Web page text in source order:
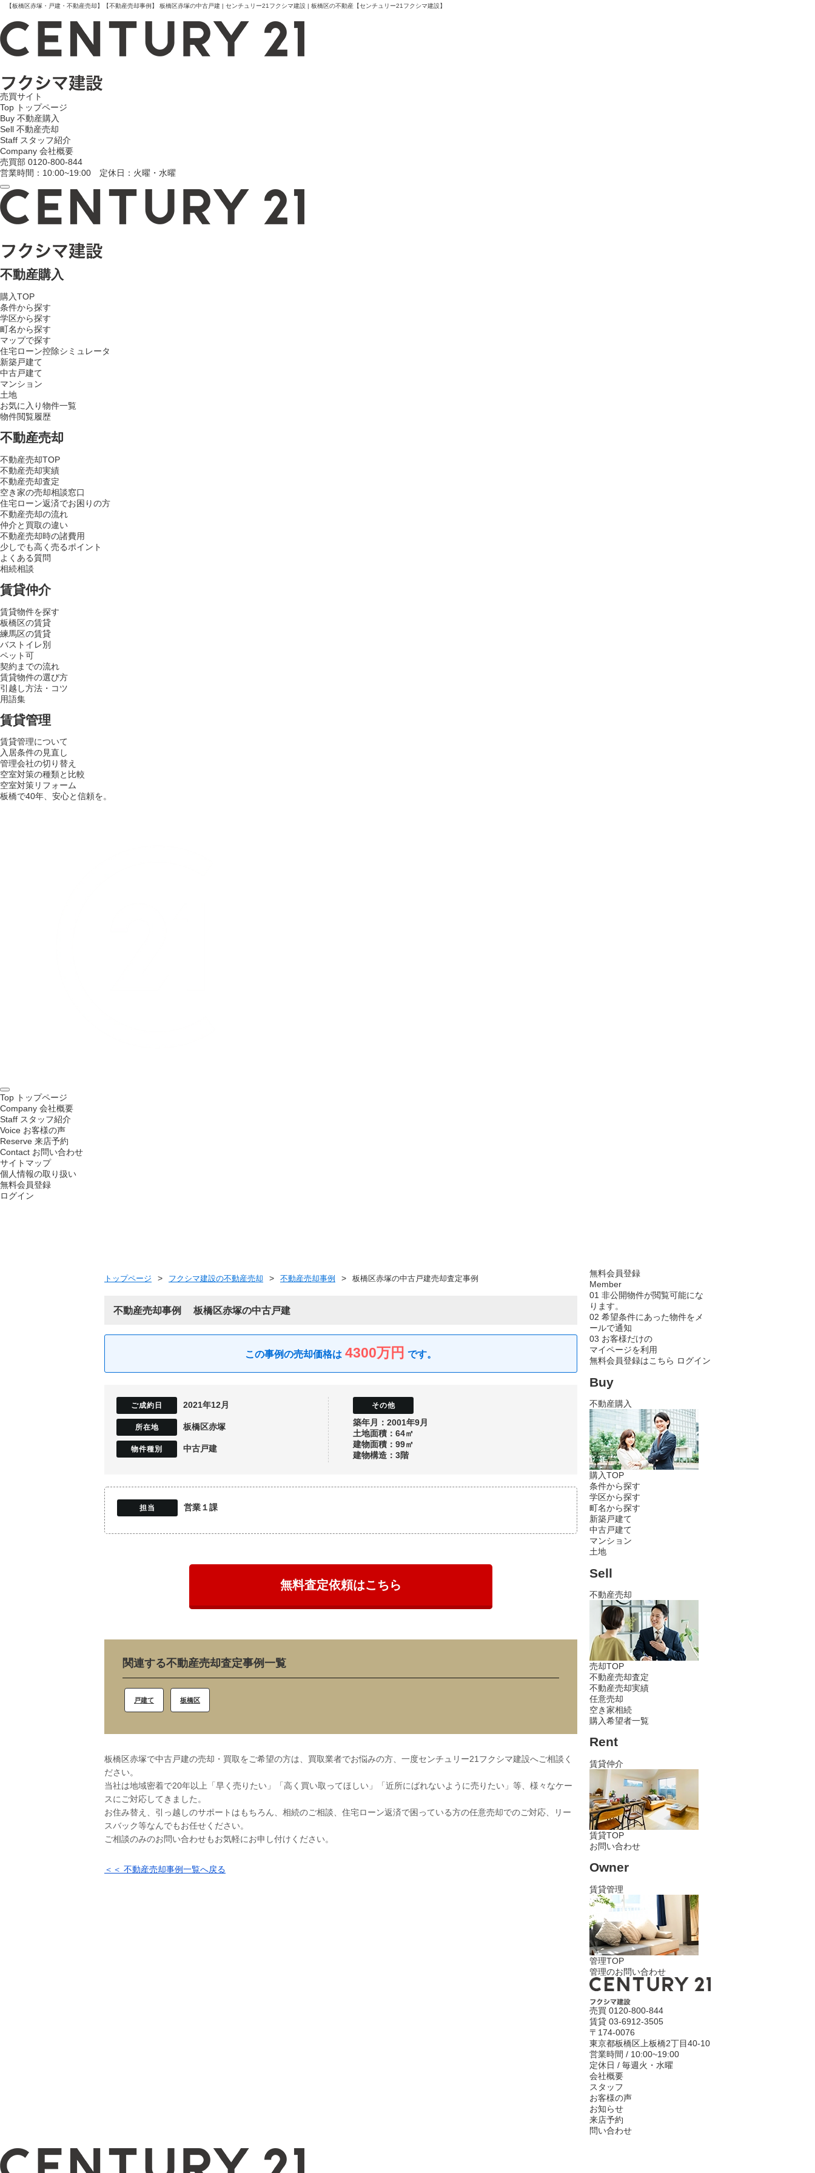
【板橋区赤塚・戸建・不動産売却】【不動産売却事例】 板橋区赤塚の中古戸建 | センチュリー21フクシマ建設 | 板橋区の不動産【センチュリー21フクシマ建設】
売買サイト
Top トップページ
Buy 不動産購入
Sell 不動産売却
Staff スタッフ紹介
Company 会社概要
売買部 0120-800-844
営業時間：10:00~19:00 定休日：火曜・水曜
不動産購入
購入TOP
条件から探す
学区から探す
町名から探す
マップで探す
住宅ローン控除シミュレータ
新築戸建て
中古戸建て
マンション
土地
お気に入り物件一覧
物件閲覧履歴
不動産売却
不動産売却TOP
不動産売却実績
不動産売却査定
空き家の売却相談窓口
住宅ローン返済でお困りの方
不動産売却の流れ
仲介と買取の違い
不動産売却時の諸費用
少しでも高く売るポイント
よくある質問
相続相談
賃貸仲介
賃貸物件を探す
板橋区の賃貸
練馬区の賃貸
バストイレ別
ペット可
契約までの流れ
賃貸物件の選び方
引越し方法・コツ
用語集
賃貸管理
賃貸管理について
入居条件の見直し
管理会社の切り替え
空室対策の種類と比較
空室対策リフォーム
板橋で40年、安心と信頼を。
Top トップページ
Company 会社概要
Staff スタッフ紹介
Voice お客様の声
Reserve 来店予約
Contact お問い合わせ
サイトマップ
個人情報の取り扱い
無料会員登録
ログイン
トップページ フクシマ建設の不動産売却 不動産売却事例 板橋区赤塚の中古戸建売却査定事例
不動産売却事例 板橋区赤塚の中古戸建
4300万円
2021年12月
板橋区赤塚
中古戸建
築年月：2001年9月
土地面積：64㎡
建物面積：99㎡
建物構造：3階
営業１課
無料査定依頼はこちら
関連する不動産売却査定事例一覧
戸建て 板橋区
板橋区赤塚で中古戸建の売却・買取をご希望の方は、買取業者でお悩みの方、一度センチュリー21フクシマ建設へご相談く
ださい。
当社は地域密着で20年以上「早く売りたい」「高く買い取ってほしい」「近所にばれないように売りたい」等、様々なケー
スにご対応してきました。
お住み替え、引っ越しのサポートはもちろん、相続のご相談、住宅ローン返済で困っている方の任意売却でのご対応、リー
スバック等なんでもお任せください。
ご相談のみのお問い合わせもお気軽にお申し付けください。
＜＜ 不動産売却事例一覧へ戻る
無料会員登録
Member
01 非公開物件が閲覧可能にな
ります。
02 希望条件にあった物件をメ
ールで通知
03 お客様だけの
マイページを利用
無料会員登録はこちら ログイン
Buy
不動産購入
購入TOP
条件から探す
学区から探す
町名から探す
新築戸建て
中古戸建て
マンション
土地
Sell
不動産売却
売却TOP
不動産売却査定
不動産売却実績
任意売却
空き家相続
購入希望者一覧
Rent
賃貸仲介
賃貸TOP
お問い合わせ
Owner
賃貸管理
管理TOP
管理のお問い合わせ
売買 0120-800-844
賃貸 03-6912-3505
〒174-0076
東京都板橋区上板橋2丁目40-10
営業時間 / 10:00~19:00
定休日 / 毎週火・水曜
会社概要
スタッフ
お客様の声
お知らせ
来店予約
問い合わせ